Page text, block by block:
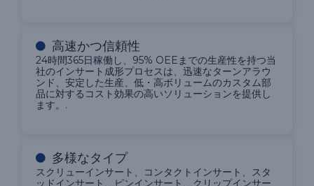
高速かつ信頼性
24時間365日稼働し、95% OEEまでの生産性を持つ当
社のインサート成形プロセスは、迅速なターンアラウ
ンド、安定した生産、低・高ボリュームのカスタム部
品に対するコスト効果の高いソリューションを提供し
ます。.
多様なタイプ
スクリューインサート、コンタクトインサート、スタ
ッドインサート、ピンインサート、クリップインサー